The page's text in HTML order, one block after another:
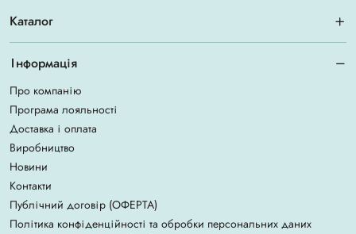
Каталог
Інформація
Про компанію
Програма лояльності
Доставка і оплата
Виробництво
Новини
Контакти
Публічний договір (ОФЕРТА)
Політика конфіденційності та обробки персональних даних